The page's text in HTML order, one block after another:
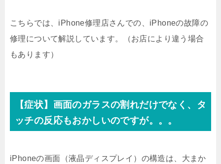
こちらでは、iPhone修理店さんでの、iPhoneの故障の
修理について解説しています。（お店により違う場合
もあります）
【症状】画面のガラスの割れだけでなく、タ
ッチの反応もおかしいのですが。。。
iPhoneの画面（液晶ディスプレイ）の構造は、大まか